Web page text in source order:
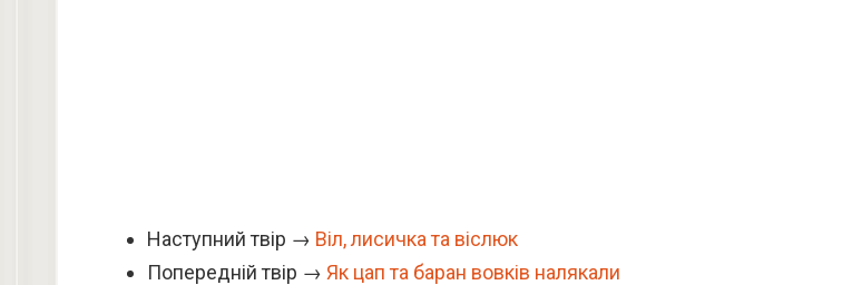
Наступний твір → Віл, лисичка та віслюк
Попередній твір → Як цап та баран вовків налякали